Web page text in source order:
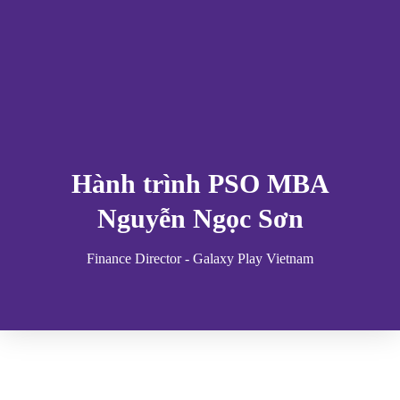
Hành trình PSO MBA
Nguyễn Ngọc Sơn
Finance Director - Galaxy Play Vietnam